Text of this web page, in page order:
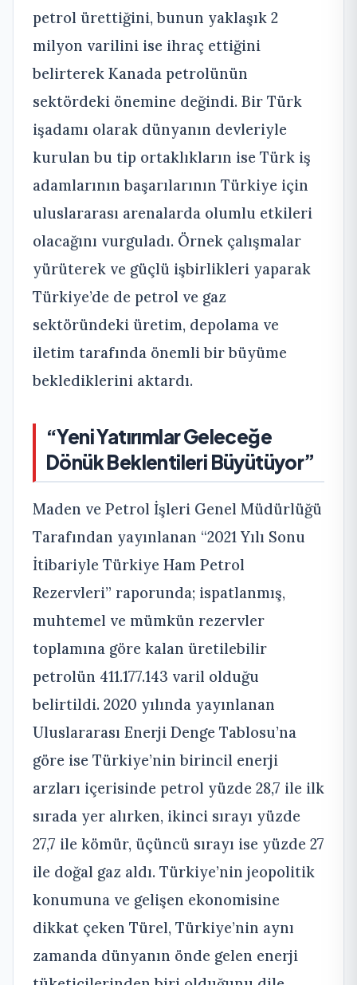
petrol ürettiğini, bunun yaklaşık 2
milyon varilini ise ihraç ettiğini
belirterek Kanada petrolünün
sektördeki önemine değindi. Bir Türk
işadamı olarak dünyanın devleriyle
kurulan bu tip ortaklıkların ise Türk iş
adamlarının başarılarının Türkiye için
uluslararası arenalarda olumlu etkileri
olacağını vurguladı. Örnek çalışmalar
yürüterek ve güçlü işbirlikleri yaparak
Türkiye’de de petrol ve gaz
sektöründeki üretim, depolama ve
iletim tarafında önemli bir büyüme
beklediklerini aktardı.
“Yeni Yatırımlar Geleceğe
Dönük Beklentileri Büyütüyor”
Maden ve Petrol İşleri Genel Müdürlüğü
Tarafından yayınlanan “2021 Yılı Sonu
İtibariyle Türkiye Ham Petrol
Rezervleri” raporunda; ispatlanmış,
muhtemel ve mümkün rezervler
toplamına göre kalan üretilebilir
petrolün 411.177.143 varil olduğu
belirtildi. 2020 yılında yayınlanan
Uluslararası Enerji Denge Tablosu’na
göre ise Türkiye’nin birincil enerji
arzları içerisinde petrol yüzde 28,7 ile ilk
sırada yer alırken, ikinci sırayı yüzde
27,7 ile kömür, üçüncü sırayı ise yüzde 27
ile doğal gaz aldı. Türkiye’nin jeopolitik
konumuna ve gelişen ekonomisine
dikkat çeken Türel, Türkiye’nin aynı
zamanda dünyanın önde gelen enerji